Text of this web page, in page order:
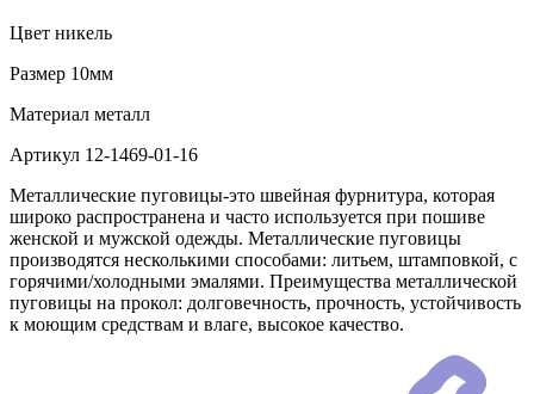
Цвет никель
Размер 10мм
Материал металл
Артикул 12-1469-01-16
Металлические пуговицы-это швейная фурнитура, которая
широко распространена и часто используется при пошиве
женской и мужской одежды. Металлические пуговицы
производятся несколькими способами: литьем, штамповкой, с
горячими/холодными эмалями. Преимущества металлической
пуговицы на прокол: долговечность, прочность, устойчивость
к моющим средствам и влаге, высокое качество.